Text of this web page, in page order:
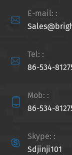

E-mail: :

Tel: :
86-534-

Mob: :
86-534-

Skype: :
Sdjinji101